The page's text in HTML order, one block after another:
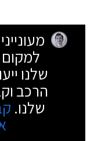
שלנו
הרכב
שלנו.